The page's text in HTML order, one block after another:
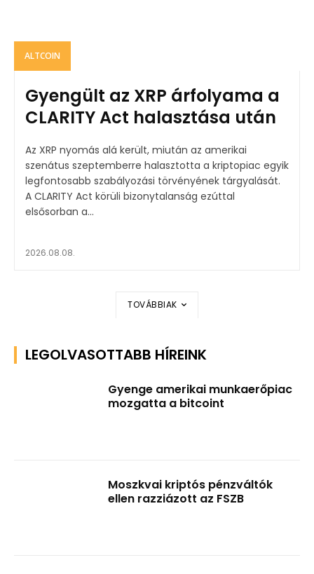
ALTCOIN
Gyengült az XRP árfolyama a
CLARITY Act halasztása után
Az XRP nyomás alá került, miután az amerikai
szenátus szeptemberre halasztotta a kriptopiac egyik
legfontosabb szabályozási törvényének tárgyalását.
A CLARITY Act körüli bizonytalanság ezúttal
elsősorban a...
2026.08.08.
TOVÁBBIAK
LEGOLVASOTTABB HÍREINK
Gyenge amerikai munkaerőpiac
mozgatta a bitcoint
Moszkvai kriptós pénzváltók
ellen razziázott az FSZB